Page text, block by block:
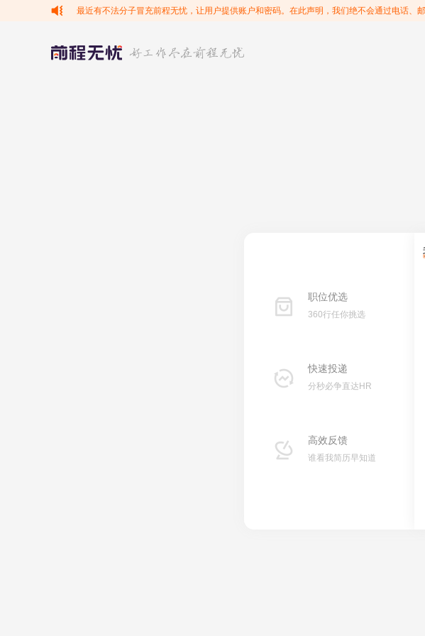
最近有不法分子冒充前程无忧，让用户提供账户和密码。在此声明，我们绝不会通过电话、
职位优选
360行任你挑选
快速投递
分秒必争直达HR
高效反馈
谁看我简历早知道